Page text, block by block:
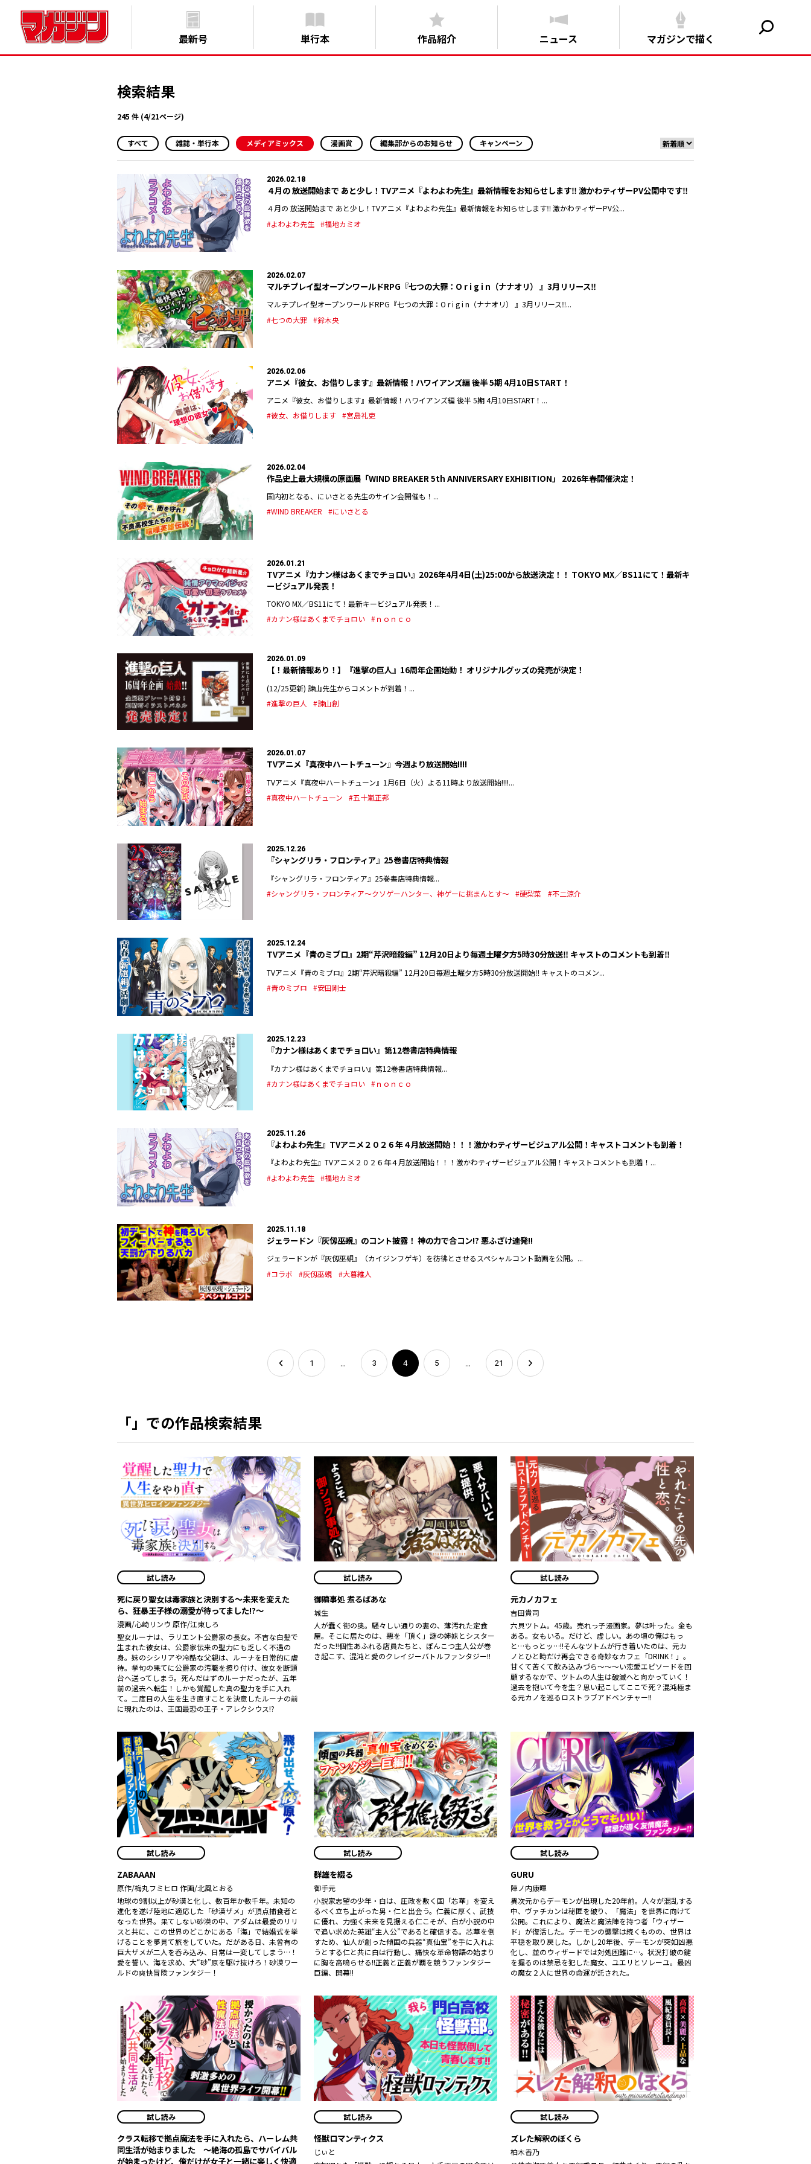
最新号 単行本 作品紹介 ニュース マガジンで描く
検索結果
245 件 (4/21ページ)
すべて 雑誌・単行本 メディアミックス 漫画賞 編集部からのお知らせ キャンペーン
2026.02.18
４月の 放送開始まで あと少し！TVアニメ『よわよわ先生』最新情報をお知らせします‼︎ 激かわティザーPV公開中です‼︎
４月の 放送開始まで あと少し！TVアニメ『よわよわ先生』最新情報をお知らせします‼︎ 激かわティザーPV公...
#よわよわ先生
#福地カミオ
2026.02.07
マルチプレイ型オープンワールドRPG『七つの大罪：O r i g i n（ナナオリ） 』3月リリース‼︎
マルチプレイ型オープンワールドRPG『七つの大罪：O r i g i n（ナナオリ） 』3月リリース‼︎...
#七つの大罪
#鈴木央
2026.02.06
アニメ『彼女、お借りします』最新情報！ハワイアンズ編 後半 5期 4月10日START！
アニメ『彼女、お借りします』最新情報！ハワイアンズ編 後半 5期 4月10日START！...
#彼女、お借りします
#宮島礼吏
2026.02.04
作品史上最大規模の原画展「WIND BREAKER 5th ANNIVERSARY EXHIBITION」 2026年春開催決定！
国内初となる、にいさとる先生のサイン会開催も！...
#WIND BREAKER
#にいさとる
2026.01.21
TVアニメ『カナン様はあくまでチョロい』2026年4月4日(土)25:00から放送決定！！ TOKYO MX／BS11にて！最新キ
ービジュアル発表！
TOKYO MX／BS11にて！最新キービジュアル発表！...
#カナン様はあくまでチョロい
#ｎｏｎｃｏ
2026.01.09
【！最新情報あり！】『進撃の巨人』16周年企画始動！ オリジナルグッズの発売が決定！
(12/25更新) 諫山先生からコメントが到着！...
#進撃の巨人
#諫山創
2026.01.07
TVアニメ『真夜中ハートチューン』今週より放送開始!!!!
TVアニメ『真夜中ハートチューン』1月6日（火）よる11時より放送開始!!!!...
#真夜中ハートチューン
#五十嵐正邦
2025.12.26
『シャングリラ・フロンティア』25巻書店特典情報
『シャングリラ・フロンティア』25巻書店特典情報...
#シャングリラ・フロンティア～クソゲーハンター、神ゲーに挑まんとす～
#硬梨菜 #不二涼介
2025.12.24
TVアニメ『青のミブロ』2期“芹沢暗殺編” 12月20日より毎週土曜夕方5時30分放送‼︎ キャストのコメントも到着‼︎
TVアニメ『青のミブロ』2期“芹沢暗殺編” 12月20日毎週土曜夕方5時30分放送開始‼︎ キャストのコメン...
#青のミブロ
#安田剛士
2025.12.23
『カナン様はあくまでチョロい』第12巻書店特典情報
『カナン様はあくまでチョロい』第12巻書店特典情報...
#カナン様はあくまでチョロい
#ｎｏｎｃｏ
2025.11.26
『よわよわ先生』TVアニメ２０２６年４月放送開始！！！激かわティザービジュアル公開！キャストコメントも到着！
『よわよわ先生』TVアニメ２０２６年４月放送開始！！！激かわティザービジュアル公開！キャストコメントも到着！...
#よわよわ先生
#福地カミオ
2025.11.18
ジェラードン『灰仭巫覡』のコント披露！ 神の力で合コン!? 悪ふざけ連発!!
ジェラードンが『灰仭巫覡』（カイジンフゲキ）を彷彿とさせるスペシャルコント動画を公開。...
#コラボ
#灰仭巫覡 #大暮維人
1 ... 3 4 5 ... 21
「」での作品検索結果
試し読み
死に戻り聖女は毒家族と決別する〜未来を変えた
ら、狂暴王子様の溺愛が待ってました!?〜
漫画/心崎リンウ 原作/江東しろ
聖女ルーナは、ラリエント公爵家の長女。不吉な白髪で
生まれた彼女は、公爵家伝来の聖力にも乏しく不遇の
身。妹のシシリアや冷酷な父親は、ルーナを日常的に虐
待。挙句の果てに公爵家の汚職を擦り付け、彼女を断頭
台へ送ってしまう。死んだはずのルーナだったが、五年
前の過去へ転生！――しかも覚醒した真の聖力を手に入れ
て。二度目の人生を生き直すことを決意したルーナの前
に現れたのは、王国最恐の王子・アレクシウス!?
試し読み
御贖事処 煮るばあな
城生
人が蠢く街の奥。騒々しい通りの裏の、薄汚れた定食
屋。そこに居たのは、悪を「頂く」謎の姉妹とシスター
だった――!!個性あふれる店員たちと、ぽんこつ主人公が巻
き起こす、混沌と愛のクレイジーバトルファンタジー!!
試し読み
元カノカフェ
吉田貴司
六貝ツトム。45歳。売れっ子漫画家。夢は叶った。金も
ある。女もいる。だけど、虚しい。あの頃の俺はもっ
と…もっとッ…!!そんなツトムが行き着いたのは、元カ
ノとひと時だけ再会できる奇妙なカフェ「DRINK！」。
甘くて苦くて飲み込みづら～～～い恋愛エピソードを回
顧するなかで、ツトムの人生は破滅へと向かっていく！
過去を抱いて今を生？思い起こしてここで死？混沌極ま
る元カノを巡るロストラブアドベンチャー!!
試し読み
ZABAAAN
原作/梅丸フミヒロ 作画/北風とおる
地球の9割以上が砂漠と化し、数百年か数千年。未知の
進化を遂げ陸地に適応した「砂漠ザメ」が頂点捕食者と
なった世界。果てしない砂漠の中、アダムは最愛のリリ
スと共に、この世界のどこかにある「海」で結婚式を挙
げることを夢見て旅をしていた。だがある日、未曾有の
巨大ザメが二人を呑み込み、日常は一変してしまう…！
愛を誓い、海を求め、大“砂”原を駆け抜けろ！砂漠ワー
ルドの爽快冒険ファンタジー！
試し読み
群雄を綴る
御手元
小説家志望の少年・白は、圧政を敷く国「芯華」を変え
るべく立ち上がった男・仁と出会う。仁義に厚く、武技
に優れ、力強く未来を見据える仁こそが、白が小説の中
で追い求めた英雄――“主人公”であると確信する。芯華を倒
すため、仙人が創った傾国の兵器“真仙宝”を手に入れよ
うとする仁と共に白は行動し、痛快な革命物語の始まり
に胸を高鳴らせる――!!正義と正義が覇を競うファンタジー
巨編、開幕!!
試し読み
GURU
陣ノ内康暉
異次元からデーモンが出現した20年前。人々が混乱する
中、ヴァチカンは秘匿を破り、「魔法」を世界に向けて
公開。これにより、魔法と魔法陣を持つ者「ウィザー
ド」が復活した。デーモンの襲撃は続くものの、世界は
平穏を取り戻した。しかし20年後、デーモンが突如凶悪
化し、並のウィザードでは対処困難に…。状況打破の鍵
を握るのは禁忌を犯した魔女、ユエリとソレーユ。最凶
の魔女２人に世界の命運が託された――。
試し読み
クラス転移で拠点魔法を手に入れたら、ハーレム共
同生活が始まりました ～絶海の孤島でサバイバル
が始まったけど、俺だけが女子と一緒に楽しく快適
試し読み
怪獣ロマンティクス
じぃと
試し読み
ズレた解釈のぼくら
柏木香乃